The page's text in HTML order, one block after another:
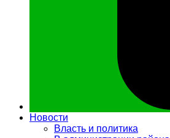
Новости
Власть и политика